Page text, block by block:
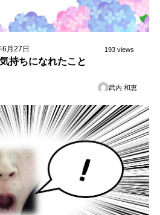
月27日 193 views
持ちになれたこと
武内 和恵